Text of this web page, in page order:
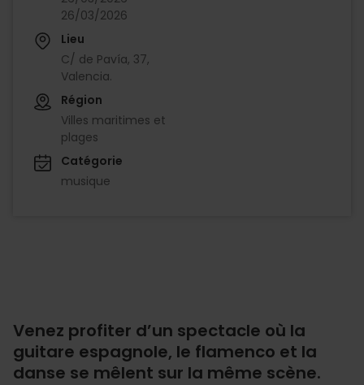
26/03/2026
Lieu
C/ de Pavía, 37,
Valencia.
Région
Villes maritimes et
plages
Catégorie
musique
Venez profiter d’un spectacle où la
guitare espagnole, le flamenco et la
danse se mêlent sur la même scène.